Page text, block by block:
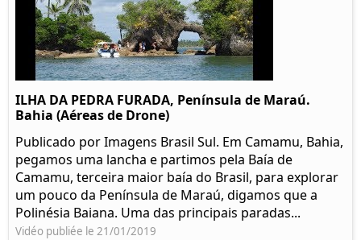
ILHA DA PEDRA FURADA, Península de Maraú.
Bahia (Aéreas de Drone)
Publicado por Imagens Brasil Sul. Em Camamu, Bahia,
pegamos uma lancha e partimos pela Baía de
Camamu, terceira maior baía do Brasil, para explorar
um pouco da Península de Maraú, digamos que a
Polinésia Baiana. Uma das principais paradas...
Vidéo publiée le 21/01/2019